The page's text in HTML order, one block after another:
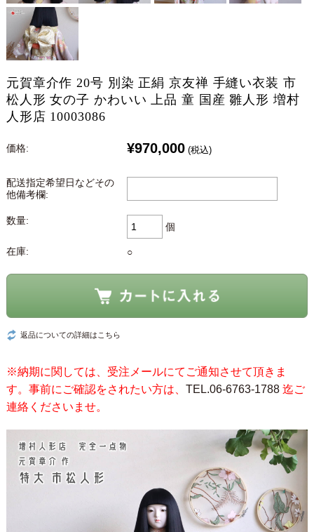
元賀章介作 20号 別染 正絹 京友禅 手縫い衣装 市
松人形 女の子 かわいい 上品 童 国産 雛人形 増村
人形店 10003086
価格: ¥970,000 (税込)
配送指定希望日などその
他備考欄:
数量:
個
在庫: ○
返品についての詳細はこちら
※納期に関しては、受注メールにてご通知させて頂きま
す。事前にご確認をされたい方は、 TEL.06-6763-1788迄ご
連絡くださいませ。